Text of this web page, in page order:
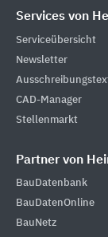
Services von
Serviceübersicht
Newsletter
CAD-Manager
Stellenmarkt
Partner von
BauDatenbank
BauDatenOnline
BauNetz